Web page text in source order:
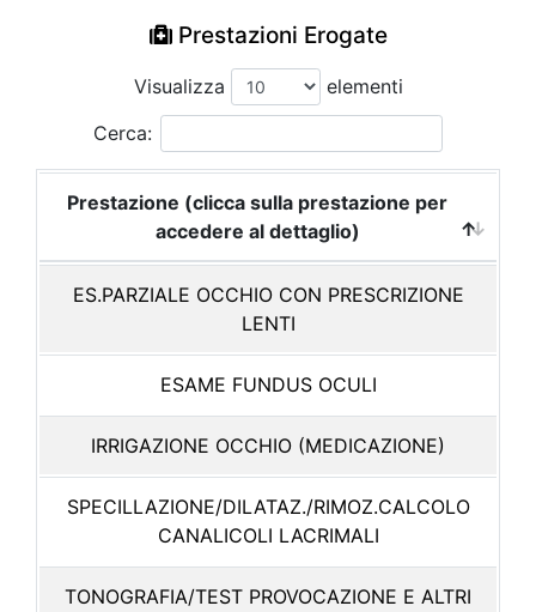
Prestazioni Erogate
Visualizza
elementi
Cerca:
Prestazione (clicca sulla prestazione per
accedere al dettaglio)
ES.PARZIALE OCCHIO CON PRESCRIZIONE
LENTI
ESAME FUNDUS OCULI
IRRIGAZIONE OCCHIO (MEDICAZIONE)
SPECILLAZIONE/DILATAZ./RIMOZ.CALCOLO
CANALICOLI LACRIMALI
TONOGRAFIA/TEST PROVOCAZIONE E ALTRI